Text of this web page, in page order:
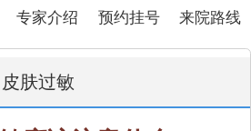
专家介绍 预约挂号 来院路线
皮肤过敏